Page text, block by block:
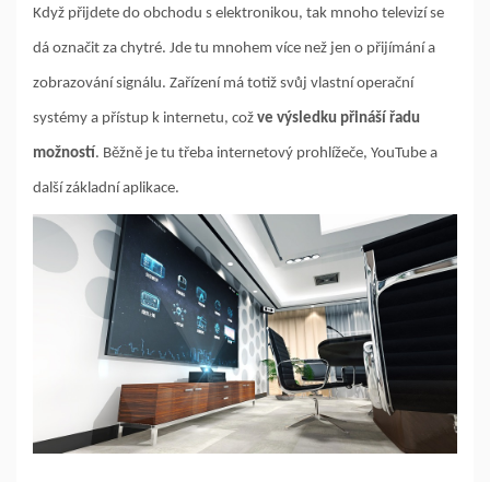
Když přijdete do obchodu s elektronikou, tak mnoho televizí se
dá označit za chytré. Jde tu mnohem více než jen o přijímání a
zobrazování signálu. Zařízení má totiž svůj vlastní operační
systémy a přístup k internetu, což ve výsledku přináší řadu
možností. Běžně je tu třeba internetový prohlížeče, YouTube a
další základní aplikace.